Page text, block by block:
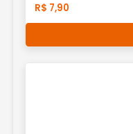
R$ 7,90